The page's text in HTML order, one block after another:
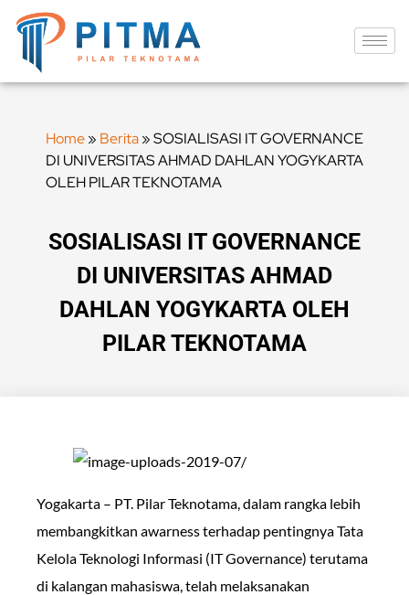
Home» Berita»SOSIALISASI IT GOVERNANCE
DI UNIVERSITAS AHMAD DAHLAN YOGYKARTA
OLEH PILAR TEKNOTAMA
SOSIALISASI IT GOVERNANCE
DI UNIVERSITAS AHMAD
DAHLAN YOGYKARTA OLEH
PILAR TEKNOTAMA
Yogakarta – PT. Pilar Teknotama, dalam rangka lebih
membangkitkan awarness terhadap pentingnya Tata
Kelola Teknologi Informasi (IT Governance) terutama
di kalangan mahasiswa, telah melaksanakan